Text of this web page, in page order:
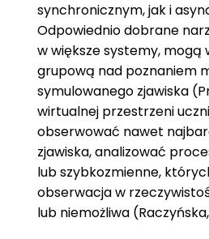
synchronicznym, jak i
Odpowiednio dobrane
w większe systemy,
grupową nad poznaniem
symulowanego zjawiska
wirtualnej przestrzeni
obserwować nawet
zjawiska, analizować
lub szybkozmienne,
obserwacja w
lub niemożliwa